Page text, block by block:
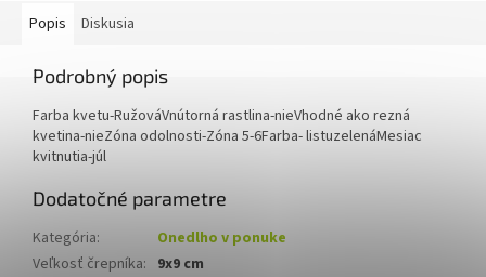
Popis Diskusia
Podrobný popis
Farba kvetu-RužováVnútorná rastlina-nieVhodné ako rezná
kvetina-nieZóna odolnosti-Zóna 5-6Farba- listuzelenáMesiac
kvitnutia-júl
Dodatočné parametre
Kategória:
Onedlho v ponuke
Veľkosť črepníka: 9x9 cm